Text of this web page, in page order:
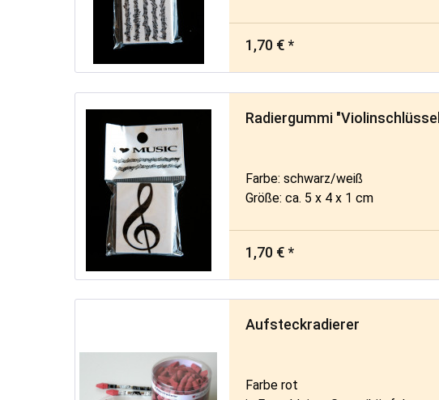
1,70 € *
Radiergummi
Farbe: schwarz/weiß
Größe: ca. 5 x 4 x 1 cm
1,70 € *
Aufsteckradierer
Farbe rot